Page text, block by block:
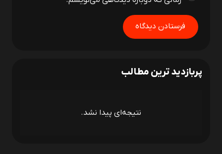
فرستادن دیدگاه
پربازدید ترین مطالب
نتیجه‌ای پیدا نشد.